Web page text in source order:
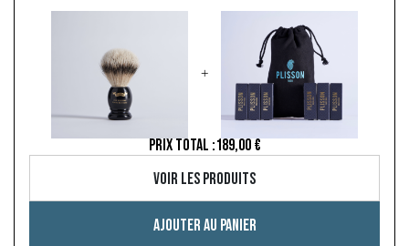
+
PRIX TOTAL :189,00 €
Voir les produits
Ajouter au panier